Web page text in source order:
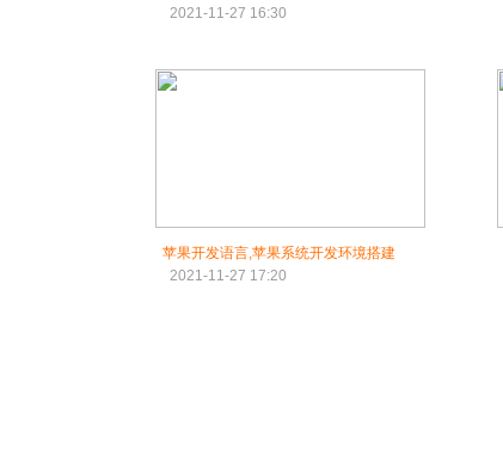
2021-11-27 16:30
苹果开发语言,苹果系统开发环境搭建
2021-11-27 17:20